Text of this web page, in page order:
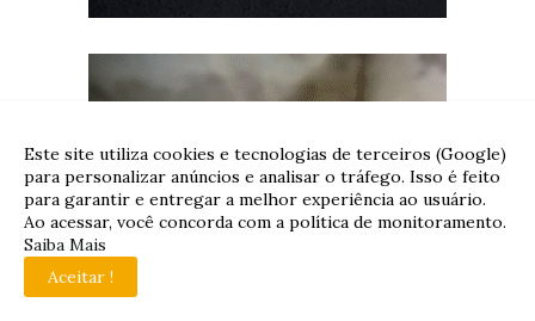
Este site utiliza cookies e tecnologias de terceiros (Google)
para personalizar anúncios e analisar o tráfego. Isso é feito
para garantir e entregar a melhor experiência ao usuário.
Ao acessar, você concorda com a política de monitoramento.
Saiba Mais
Aceitar !